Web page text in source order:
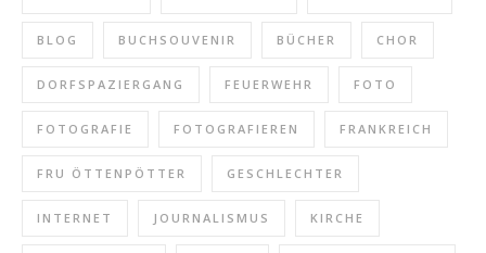
BLOG BUCHSOUVENIR BÜCHER CHOR
DORFSPAZIERGANG FEUERWEHR FOTO
FOTOGRAFIE FOTOGRAFIEREN FRANKREICH
FRU ÖTTENPÖTTER GESCHLECHTER
INTERNET JOURNALISMUS KIRCHE